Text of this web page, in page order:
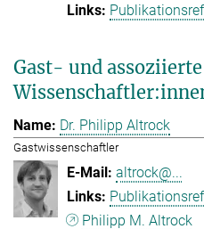
Gast- und assoziierte
Dr. Philipp Altrock
Gastwissenschaftler
altrock@...
Philipp M. Altrock